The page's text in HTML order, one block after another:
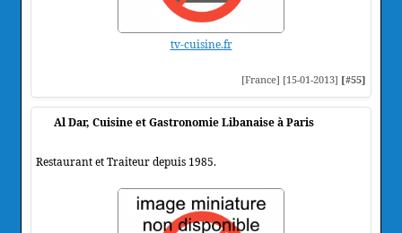
tv-cuisine.fr
[France] [15-01-2013] [#55]
Al Dar, Cuisine et Gastronomie Libanaise à Paris
Restaurant et Traiteur depuis 1985.